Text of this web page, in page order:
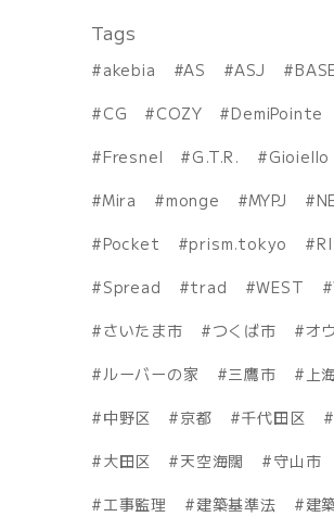
Tags
akebia AS ASJ
CG
COZY
DemiPointe
Fresnel
G.T.R.
Gioiello
Mira
monge MYPJ
Pocket
prism.tokyo
Spread
trad WEST
さいたま市
つくば市
オ
ルーバーの家
三鷹市
上
中野区
京都
千代田区
大田区
天空海闊
守山市
工事監理
建築基準法 建